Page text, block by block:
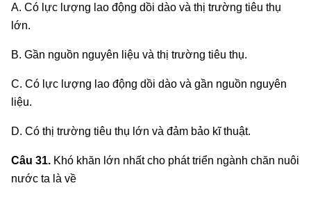
A. Có lực lượng lao động dồi dào và thị trường tiêu thụ
lớn.
B. Gần nguồn nguyên liệu và thị trường tiêu thụ.
C. Có lực lượng lao động dồi dào và gần nguồn nguyên
liệu.
D. Có thị trường tiêu thụ lớn và đảm bảo kĩ thuật.
Câu 31. Khó khăn lớn nhất cho phát triển ngành chăn nuôi
nước ta là về